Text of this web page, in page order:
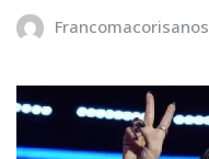
Francomacorisanos